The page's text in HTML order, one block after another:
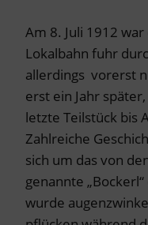
Am 8. Juli 1912
Lokalbahn fuhr
allerdings vorerst
erst ein Jahr
letzte Teilstück bis
Zahlreiche
sich um das von
genannte
wurde